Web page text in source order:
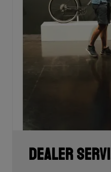
Dealer